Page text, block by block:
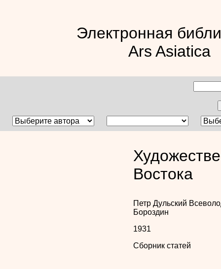
Электронная
Ars Asiatica
Востока
Петр Дульский
Бороздин
1931
Сборник статей